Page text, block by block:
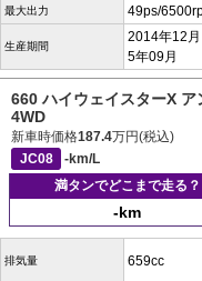
最大出力 49ps/
生産期間
2014年12
5年09月
660 ハイウェイスターX
4WD
新車時価格187.4万円(税込)
JC08
-km/L
満タンでどこまで走る？
-km
排気量 659cc